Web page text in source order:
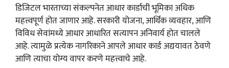
डिजिटल भारताच्या संकल्पनेत आधार कार्डाची भूमिका अधिक
महत्त्वपूर्ण होत जाणार आहे. सरकारी योजना, आर्थिक व्यवहार, आणि
विविध सेवांमध्ये आधार आधारित सत्यापन अनिवार्य होत चालले
आहे. त्यामुळे प्रत्येक नागरिकाने आपले आधार कार्ड अद्ययावत ठेवणे
आणि त्याचा योग्य वापर करणे महत्त्वाचे आहे.